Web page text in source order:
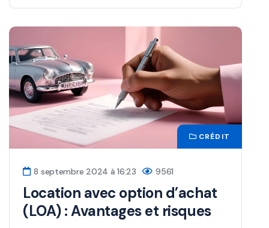
CRÉDIT
8 septembre 2024 à 16:23 9561
Location avec option d’achat
(LOA) : Avantages et risques